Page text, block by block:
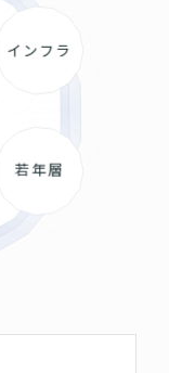
インフラ
若年層